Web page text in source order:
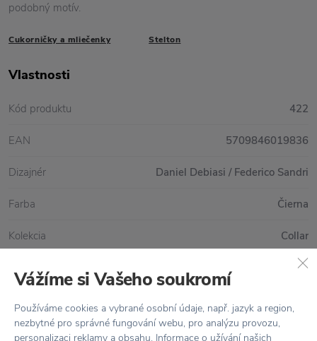
podobný motív.
Cukorničky a mliečenky Stelton
Vlastnosti
Kód produktu 422
EAN 5709846019836
Dizajnér Daniel Debiasi / Federico Sandri
Farba Čierna
Kolekcia Collar
Materiál Ocel / Teflon
Rozmer Ø 8 cm x výška 5,5 cm
Vážíme si Vašeho soukromí
Používáme cookies a vybrané osobní údaje, např. jazyk a region,
nezbytné pro správné fungování webu, pro analýzu provozu,
personalizaci reklamy a obsahu. Informace o užívání našich